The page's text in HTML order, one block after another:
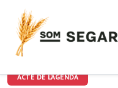
ACTE DE L'AGENDA